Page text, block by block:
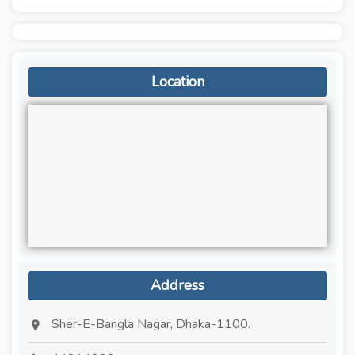
Location
Address
Sher-E-Bangla Nagar, Dhaka-1100.